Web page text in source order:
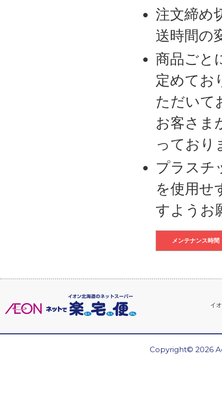
注文締め
送時間の
商品ごと
定めてお
ただいて
お客さま
っており
プラスチ
を使用せ
すようお
メンテナンス時間
イ
Copyright© 2026